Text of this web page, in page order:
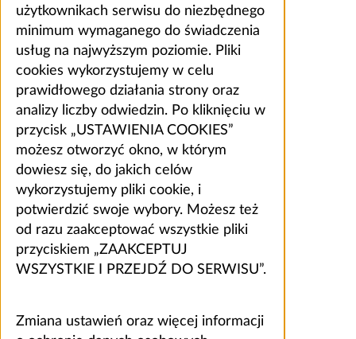
użytkownikach serwisu do niezbędnego
minimum wymaganego do świadczenia
usług na najwyższym poziomie. Pliki
cookies wykorzystujemy w celu
prawidłowego działania strony oraz
analizy liczby odwiedzin. Po kliknięciu w
przycisk „USTAWIENIA COOKIES”
możesz otworzyć okno, w którym
dowiesz się, do jakich celów
wykorzystujemy pliki cookie, i
potwierdzić swoje wybory. Możesz też
od razu zaakceptować wszystkie pliki
przyciskiem „ZAAKCEPTUJ
WSZYSTKIE I PRZEJDŹ DO SERWISU”.
Zmiana ustawień oraz więcej informacji